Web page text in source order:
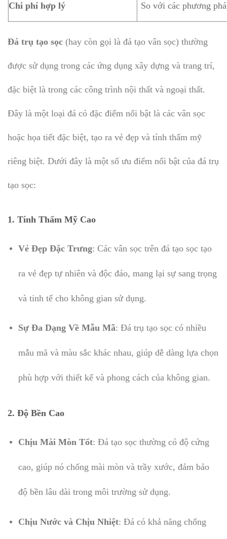
Chi phí hợp lý So với các phương
Đá trụ tạo sọc (hay còn gọi là đá tạo vân sọc) thường
được sử dụng trong các ứng dụng xây dựng và trang trí,
đặc biệt là trong các công trình nội thất và ngoại thất.
Đây là một loại đá có đặc điểm nổi bật là các vân sọc
hoặc họa tiết đặc biệt, tạo ra vẻ đẹp và tính thẩm mỹ
riêng biệt. Dưới đây là một số ưu điểm nổi bật của đá trụ
tạo sọc:
1. Tính Thẩm Mỹ Cao
Vẻ Đẹp Đặc Trưng: Các vân sọc trên đá tạo sọc tạo
ra vẻ đẹp tự nhiên và độc đáo, mang lại sự sang trọng
và tinh tế cho không gian sử dụng.
Sự Đa Dạng Về Mẫu Mã: Đá trụ tạo sọc có nhiều
mẫu mã và màu sắc khác nhau, giúp dễ dàng lựa chọn
phù hợp với thiết kế và phong cách của không gian.
2. Độ Bền Cao
Chịu Mài Mòn Tốt: Đá tạo sọc thường có độ cứng
cao, giúp nó chống mài mòn và trầy xước, đảm bảo
độ bền lâu dài trong môi trường sử dụng.
Chịu Nước và Chịu Nhiệt: Đá có khả năng chống